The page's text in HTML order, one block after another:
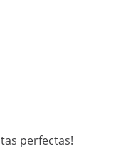
perfectas!